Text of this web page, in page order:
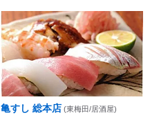
亀すし 総本店 (東梅田/居酒屋)